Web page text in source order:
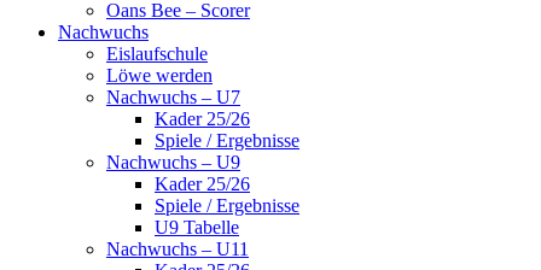
Oans Bee – Scorer
Nachwuchs
Eislaufschule
Löwe werden
Nachwuchs – U7
Kader 25/26
Spiele / Ergebnisse
Nachwuchs – U9
Kader 25/26
Spiele / Ergebnisse
U9 Tabelle
Nachwuchs – U11